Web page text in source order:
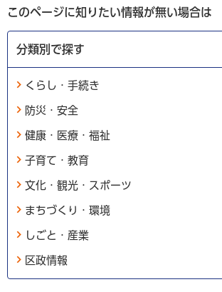
このページに知りたい情報が無い場合は
分類別で探す
くらし・手続き
防災・安全
健康・医療・福祉
子育て・教育
文化・観光・スポーツ
まちづくり・環境
しごと・産業
区政情報